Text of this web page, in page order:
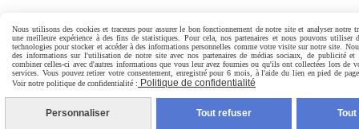
Nous utilisons des cookies et traceurs pour assurer le bon fonctionnement de notre site et analyser notre
une meilleure expérience à des fins de statistiques. Pour cela, nos partenaires et nous pouvons utiliser
technologies pour stocker et accéder à des informations personnelles comme votre visite sur notre site.
des informations sur l'utilisation de notre site avec nos partenaires de médias sociaux, de publicité et
combiner celles-ci avec d'autres informations que vous leur avez fournies ou qu'ils ont collectées lors de
services. Vous pouvez retirer votre consentement, enregistré pour 6 mois, à l'aide du lien en pied de
Voir notre politique de confidentialité : Politique de confidentialité
Personnaliser Tout refuser